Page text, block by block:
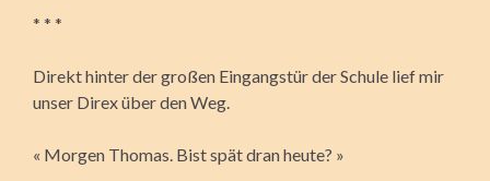
* * *
Direkt hinter der großen Eingangstür der Schule lief mir
unser Direx über den Weg.
« Morgen Thomas. Bist spät dran heute? »